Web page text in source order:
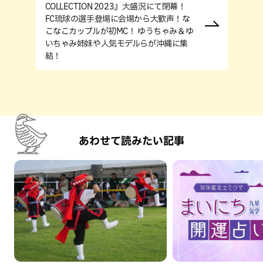
COLLECTION 2023』大盛況にて閉幕！
FC琉球の選手登場に会場から大歓声！な
こなこカップルが初MC！ ゆうちゃみ＆ゆ
いちゃみ姉妹や人気モデルらが沖縄に集
結！
あわせて読みたい記事